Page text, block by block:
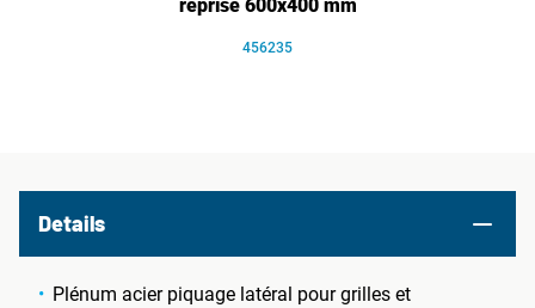
reprise 600x400 mm
456235
Details
Plénum acier piquage latéral pour grilles et